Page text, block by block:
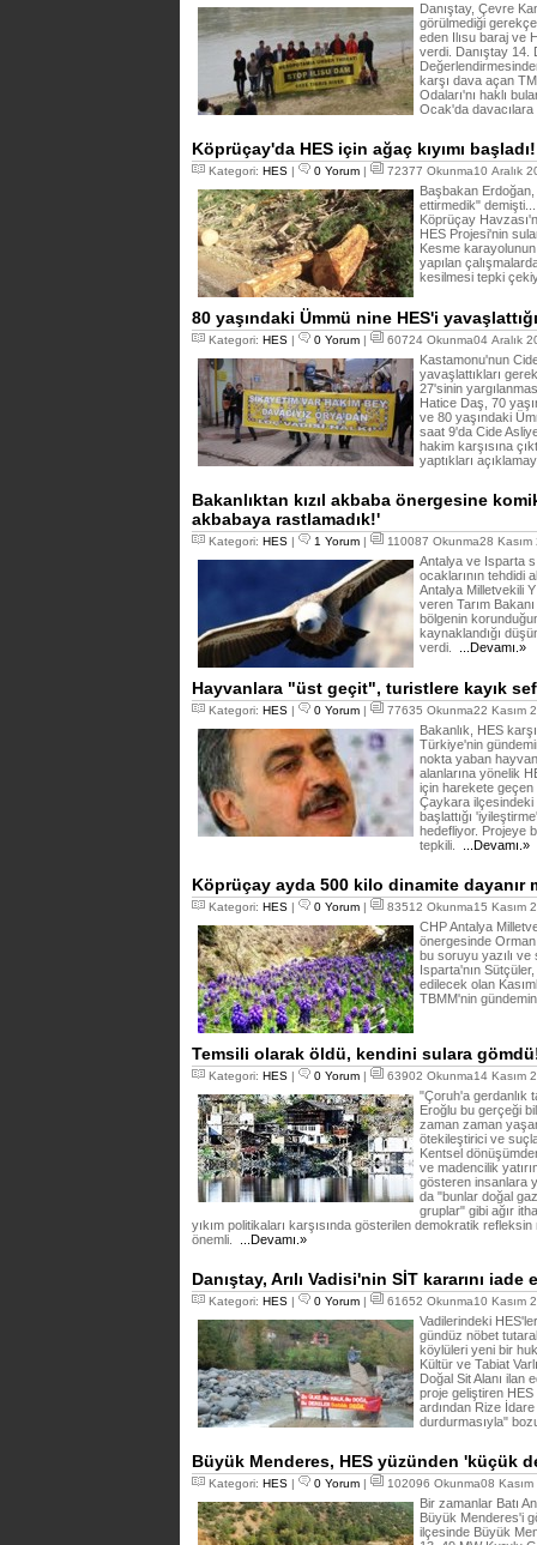
Danıştay, Çevre
görülmediği
eden Ilısu baraj ve
verdi. Danıştay 14.
karşı dava açan
Odaları'nı haklı
Ocak'da
Köprüçay'da HES için ağaç kıyımı başladı!
Kategori: HES | 0 Yorum | 72377 Okunma10 Aralık
Başbakan Erdoğan,
ettirmedik"
Köprüçay
HES Projesi'nin
Kesme
yapılan
kesilmesi tepki
80 yaşındaki Ümmü nine HES'i
Kategori: HES | 0 Yorum | 60724 Okunma04 Aralık
Kastamonu'nun
yavaşlattıkları
27'sinin
Hatice Daş, 70
ve 80 yaşındaki
saat 9'da Cide
hakim karşısına
yaptıkları
Bakanlıktan kızıl akbaba önergesine
akbabaya rastlamadık!'
Kategori: HES | 1 Yorum | 110087 Okunma28
Antalya ve Isparta
ocaklarının tehdidi
Antalya Milletvekili
veren Tarım
bölgenin
kaynaklandığı
verdi.
...Devamı.»
Hayvanlara "üst geçit", turistlere kayık
Kategori: HES | 0 Yorum | 77635 Okunma22 Kasım
Bakanlık, HES
Türkiye'nin
nokta yaban
alanlarına yönelik
için harekete geçen
Çaykara ilçesindeki
başlattığı
hedefliyor. Projeye
tepkili.
...Devamı.»
Köprüçay ayda 500 kilo dinamite dayanır
Kategori: HES | 0 Yorum | 83512 Okunma15 Kasım
CHP Antalya
önergesinde
bu soruyu yazılı ve
Isparta'nın
edilecek olan
TBMM'nin
Temsili olarak öldü, kendini sulara
Kategori: HES | 0 Yorum | 63902 Okunma14 Kasım
"Çoruh'a gerdanlık
Eroğlu bu gerçeği
zaman zaman
ötekileştirici ve
Kentsel
ve madencilik
gösteren insanlara
da "bunlar doğal
gruplar" gibi ağır
yıkım politikaları karşısında gösterilen demokratik refleksin
önemli.
...Devamı.»
Danıştay, Arılı Vadisi'nin SİT kararını iade
Kategori: HES | 0 Yorum | 61652 Okunma10 Kasım
Vadilerindeki
gündüz nöbet
köylüleri yeni bir
Kültür ve Tabiat
Doğal Sit Alanı ilan
proje geliştiren
ardından Rize
durdurmasıyla"
Büyük Menderes, HES yüzünden 'küçük
Kategori: HES | 0 Yorum | 102096 Okunma08
Bir zamanlar Batı
Büyük Menderes'i
ilçesinde Büyük